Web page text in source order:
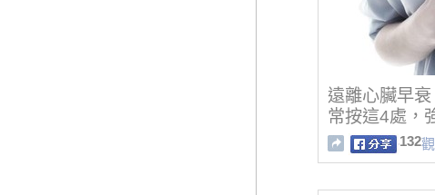
遠離心臟早衰
常按這4處，
132